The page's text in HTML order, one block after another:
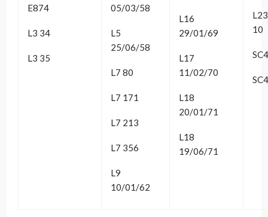
E874
L3 34
L3 35
05/03/58
L5
25/06/58
L7 80
L7 171
L7 213
L7 356
L9
10/01/62
L16
29/01/69
L17
11/02/70
L18
20/01/71
L18
19/06/71
10